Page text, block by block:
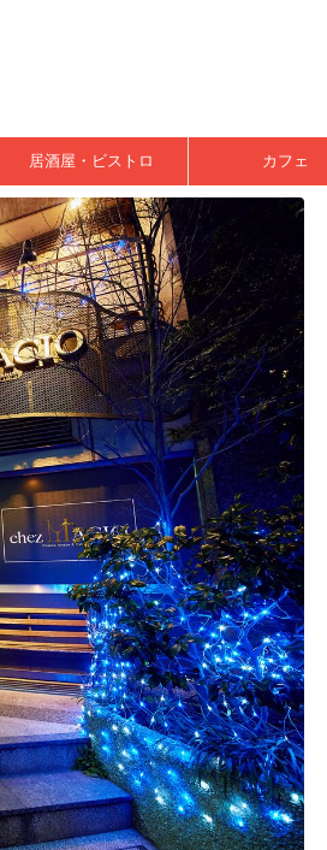
居酒屋・ビストロ カフェ